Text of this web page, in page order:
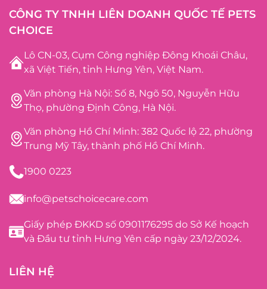
CÔNG TY TNHH LIÊN DOANH QUỐC TẾ PETS
CHOICE
Lô CN-03, Cụm Công nghiệp Đông Khoái Châu,
xã Việt Tiến, tỉnh Hưng Yên, Việt Nam.
Văn phòng Hà Nội: Số 8, Ngõ 50, Nguyễn Hữu
Thọ, phường Định Công, Hà Nội.
Văn phòng Hồ Chí Minh: 382 Quốc lộ 22, phường
Trung Mỹ Tây, thành phố Hồ Chí Minh.
1900 0223
info@petschoicecare.com
Giấy phép ĐKKD số 0901176295 do Sở Kế hoạch
và Đầu tư tỉnh Hưng Yên cấp ngày 23/12/2024.
LIÊN HỆ